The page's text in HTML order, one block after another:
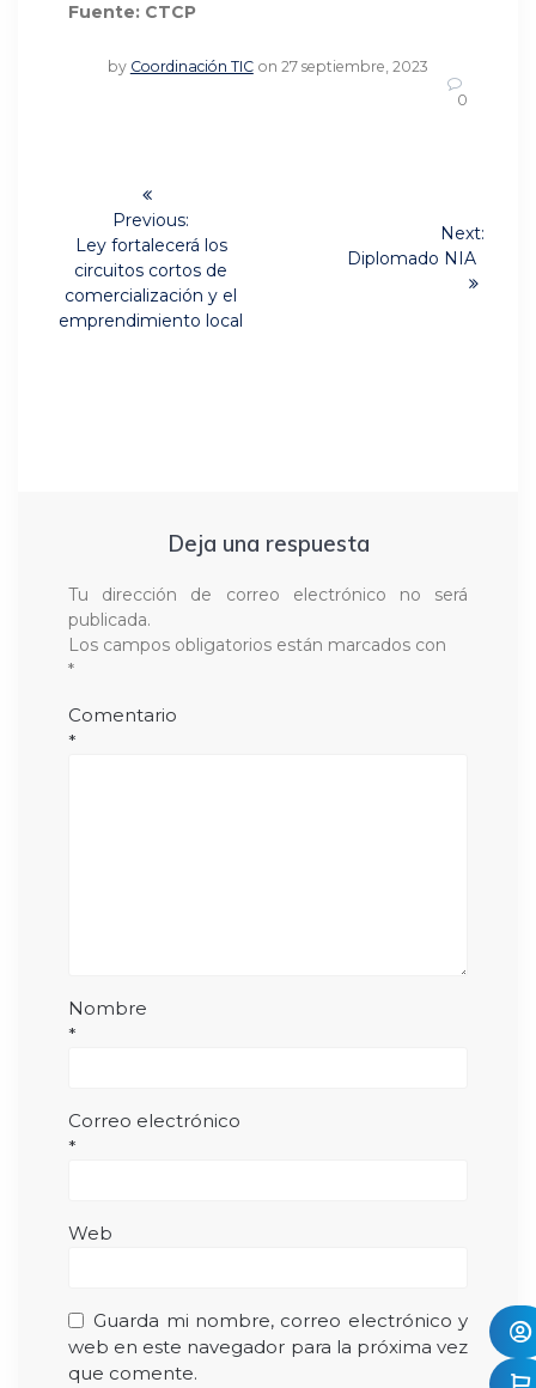
Fuente: CTCP
by Coordinación TIC on 27 septiembre, 2023
0
Navegación
entradas
Previous:
Previous
post:
Ley fortalecerá los
circuitos cortos de
comercialización y el
emprendimiento local
Next:
Diplomado NIA
Deja una respuesta
Tu dirección de correo electrónico no será
publicada.
Los campos obligatorios están marcados con
*
Comentario
*
Nombre
*
Correo electrónico
*
Web
Guarda mi nombre, correo electrónico y
web en este navegador para la próxima vez
que comente.